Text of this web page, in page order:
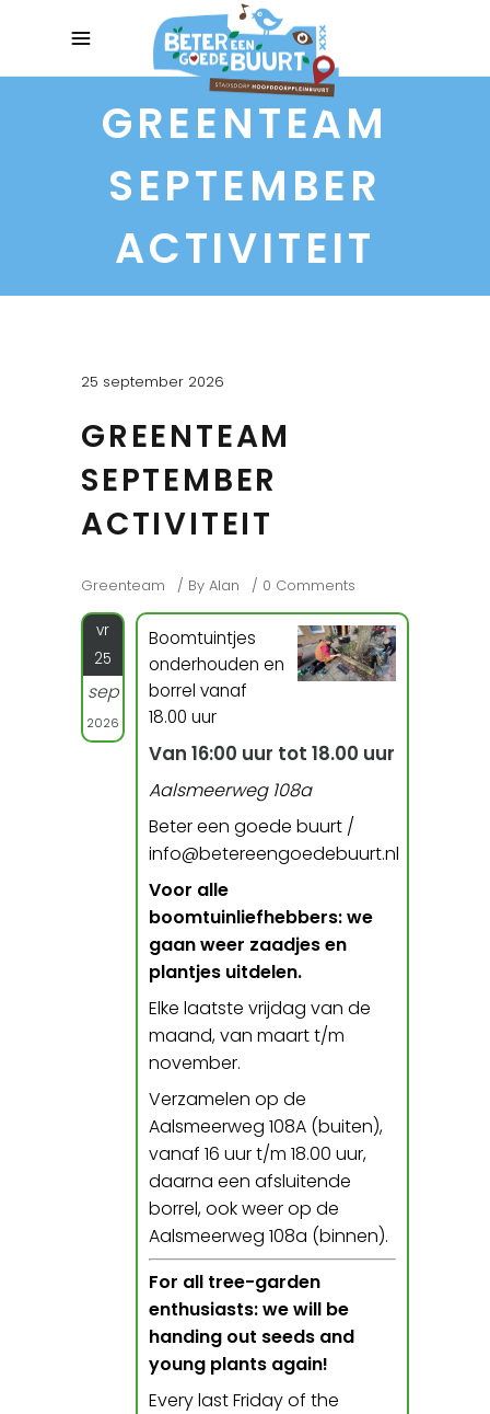
GREENTEAM
SEPTEMBER
ACTIVITEIT
25 september 2026
GREENTEAM
SEPTEMBER
ACTIVITEIT
Greenteam By Alan 0 Comments
vr
25
sep
2026
Boomtuintjes
onderhouden en
borrel vanaf
18.00 uur
Van 16:00 uur tot 18.00 uur
Aalsmeerweg 108a
Beter een goede buurt /
info@betereengoedebuurt.nl
Voor alle
boomtuinliefhebbers: we
gaan weer zaadjes en
plantjes uitdelen.
Elke laatste vrijdag van de
maand, van maart t/m
november.
Verzamelen op de
Aalsmeerweg 108A (buiten),
vanaf 16 uur t/m 18.00 uur,
daarna een afsluitende
borrel, ook weer op de
Aalsmeerweg 108a (binnen).
For all tree-garden
enthusiasts: we will be
handing out seeds and
young plants again!
Every last Friday of the